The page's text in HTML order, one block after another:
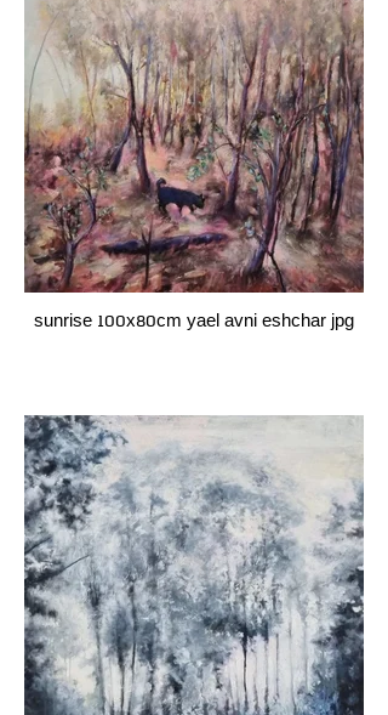
sunrise 100x80cm yael avni eshchar jpg